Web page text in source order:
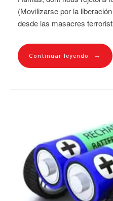
(Movilizarse por la
desde las masacres
Continuar leyendo →